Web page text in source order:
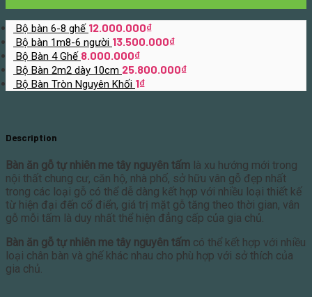
Bộ bàn 6-8 ghế 12.000.000₫
Bộ bàn 1m8-6 người 13.500.000₫
Bộ Bàn 4 Ghế 8.000.000₫
Bộ Bàn 2m2 dày 10cm 25.800.000₫
Bộ Bàn Tròn Nguyên Khối 1₫
Description
Bàn ăn gỗ tự nhiên me tây nguyên tấm là xu hướng mới trong
nội thất chung cư, căn hộ, nhà phố, sở hữu vân gỗ đẹp nhất
trong các loại gỗ có thể dễ dàng kết hợp với nhiều loại thiết kế
từ hiện đại đến cổ điển, giá trị mặt gỗ tăng theo thời gian, vân
gỗ mỗi tấm là duy nhất thể hiện đẳng cấp của gia chủ.
Bàn ăn gỗ tự nhiên me tây nguyên tấm có thể kết hợp với nhiều
loại chân bàn và ghế khác nhau cho phù hợp với sở thích của
gia chủ.